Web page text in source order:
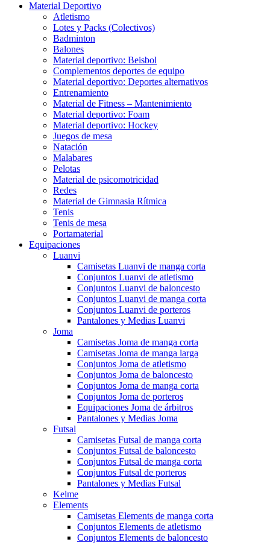
Material Deportivo
Atletismo
Lotes y Packs (Colectivos)
Badminton
Balones
Material deportivo: Beisbol
Complementos deportes de equipo
Material deportivo: Deportes alternativos
Entrenamiento
Material de Fitness – Mantenimiento
Material deportivo: Foam
Material deportivo: Hockey
Juegos de mesa
Natación
Malabares
Pelotas
Material de psicomotricidad
Redes
Material de Gimnasia Rítmica
Tenis
Tenis de mesa
Portamaterial
Equipaciones
Luanvi
Camisetas Luanvi de manga corta
Conjuntos Luanvi de atletismo
Conjuntos Luanvi de baloncesto
Conjuntos Luanvi de manga corta
Conjuntos Luanvi de porteros
Pantalones y Medias Luanvi
Joma
Camisetas Joma de manga corta
Camisetas Joma de manga larga
Conjuntos Joma de atletismo
Conjuntos Joma de baloncesto
Conjuntos Joma de manga corta
Conjuntos Joma de porteros
Equipaciones Joma de árbitros
Pantalones y Medias Joma
Futsal
Camisetas Futsal de manga corta
Conjuntos Futsal de baloncesto
Conjuntos Futsal de manga corta
Conjuntos Futsal de porteros
Pantalones y Medias Futsal
Kelme
Elements
Camisetas Elements de manga corta
Conjuntos Elements de atletismo
Conjuntos Elements de baloncesto